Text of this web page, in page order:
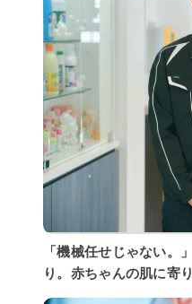
「機械任せじゃない。
り。赤ちゃんの肌に寄